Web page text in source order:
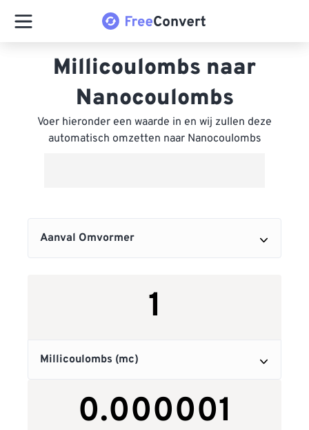
Millicoulombs naar
Nanocoulombs
Voer hieronder een waarde in en wij zullen deze
automatisch omzetten naar Nanocoulombs